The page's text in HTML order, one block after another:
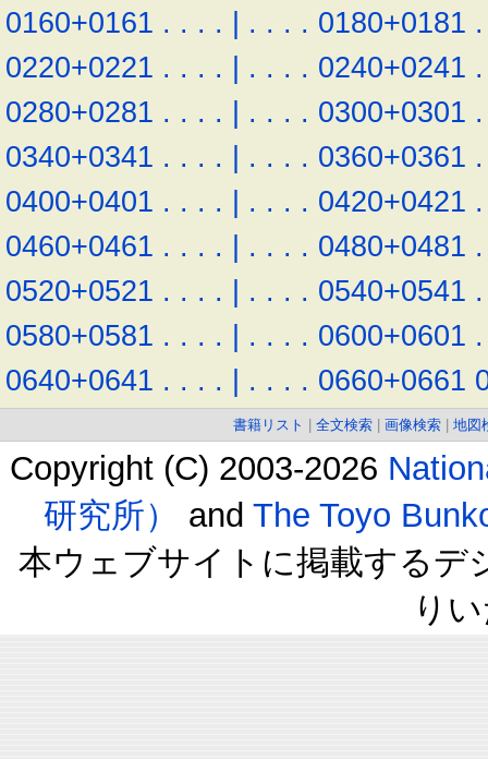
0160+0161 . . . . | . . . . 0180+0181 .
0220+0221 . . . . | . . . . 0240+0241 .
0280+0281 . . . . | . . . . 0300+0301 .
0340+0341 . . . . | . . . . 0360+0361 .
0400+0401 . . . . | . . . . 0420+0421 .
0460+0461 . . . . | . . . . 0480+0481 .
0520+0521 . . . . | . . . . 0540+0541 .
0580+0581 . . . . | . . . . 0600+0601 .
0640+0641 . . . . | . . . . 0660+0661
書籍リスト 全文検索 画像検索 地図
Copyright (C) 2003-2026
研究所）
and The Toyo
本ウェブサイトに掲載するデ
り